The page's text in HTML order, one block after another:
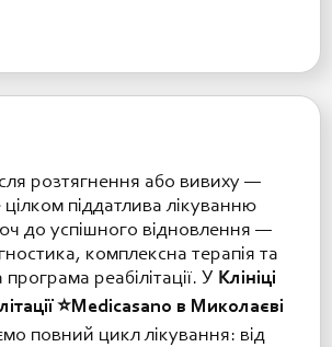
розтягнення або вивиху —
піддатлива лікуванню
до успішного відновлення —
комплексна терапія та
реабілітації. У Клініці
⭐️Medicasano в Миколаєві
повний цикл лікування: від